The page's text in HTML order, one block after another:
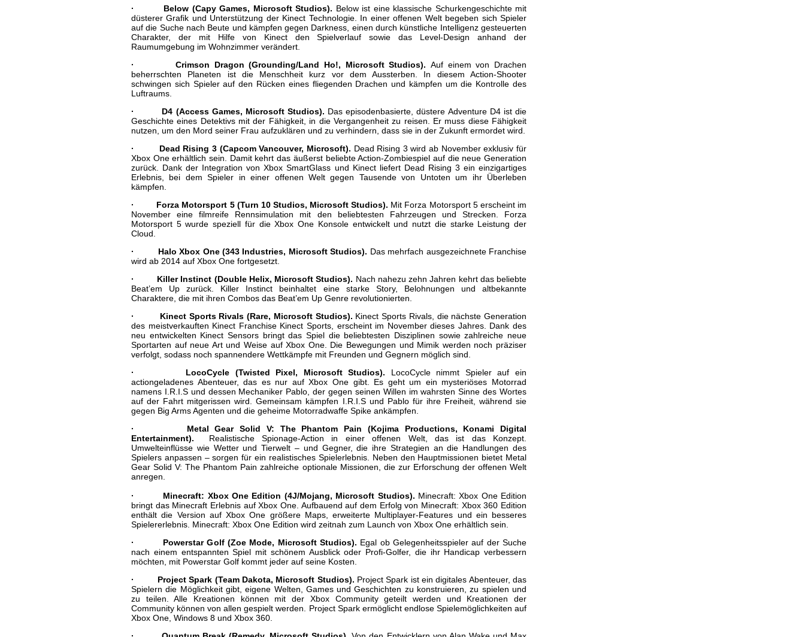
· Below (Capy Games, Microsoft Studios). Below ist eine klassische Schurkengeschichte mit
düsterer Grafik und Unterstützung der Kinect Technologie. In einer offenen Welt begeben sich Spieler
auf die Suche nach Beute und kämpfen gegen Darkness, einen durch künstliche Intelligenz gesteuerten
Charakter, der mit Hilfe von Kinect den Spielverlauf sowie das Level-Design anhand der
Raumumgebung im Wohnzimmer verändert.
· Crimson Dragon (Grounding/Land Ho!, Microsoft Studios). Auf einem von Drachen
beherrschten Planeten ist die Menschheit kurz vor dem Aussterben. In diesem Action-Shooter
schwingen sich Spieler auf den Rücken eines fliegenden Drachen und kämpfen um die Kontrolle des
Luftraums.
· D4 (Access Games, Microsoft Studios). Das episodenbasierte, düstere Adventure D4 ist die
Geschichte eines Detektivs mit der Fähigkeit, in die Vergangenheit zu reisen. Er muss diese Fähigkeit
nutzen, um den Mord seiner Frau aufzuklären und zu verhindern, dass sie in der Zukunft ermordet wird.
· Dead Rising 3 (Capcom Vancouver, Microsoft). Dead Rising 3 wird ab November exklusiv für
Xbox One erhältlich sein. Damit kehrt das äußerst beliebte Action-Zombiespiel auf die neue Generation
zurück. Dank der Integration von Xbox SmartGlass und Kinect liefert Dead Rising 3 ein einzigartiges
Erlebnis, bei dem Spieler in einer offenen Welt gegen Tausende von Untoten um ihr Überleben
kämpfen.
· Forza Motorsport 5 (Turn 10 Studios, Microsoft Studios). Mit Forza Motorsport 5 erscheint im
November eine filmreife Rennsimulation mit den beliebtesten Fahrzeugen und Strecken. Forza
Motorsport 5 wurde speziell für die Xbox One Konsole entwickelt und nutzt die starke Leistung der
Cloud.
· Halo Xbox One (343 Industries, Microsoft Studios). Das mehrfach ausgezeichnete Franchise
wird ab 2014 auf Xbox One fortgesetzt.
· Killer Instinct (Double Helix, Microsoft Studios). Nach nahezu zehn Jahren kehrt das beliebte
Beat’em Up zurück. Killer Instinct beinhaltet eine starke Story, Belohnungen und altbekannte
Charaktere, die mit ihren Combos das Beat’em Up Genre revolutionierten.
· Kinect Sports Rivals (Rare, Microsoft Studios). Kinect Sports Rivals, die nächste Generation
des meistverkauften Kinect Franchise Kinect Sports, erscheint im November dieses Jahres. Dank des
neu entwickelten Kinect Sensors bringt das Spiel die beliebtesten Disziplinen sowie zahlreiche neue
Sportarten auf neue Art und Weise auf Xbox One. Die Bewegungen und Mimik werden noch präziser
verfolgt, sodass noch spannendere Wettkämpfe mit Freunden und Gegnern möglich sind.
· LocoCycle (Twisted Pixel, Microsoft Studios). LocoCycle nimmt Spieler auf ein
actiongeladenes Abenteuer, das es nur auf Xbox One gibt. Es geht um ein mysteriöses Motorrad
namens I.R.I.S und dessen Mechaniker Pablo, der gegen seinen Willen im wahrsten Sinne des Wortes
auf der Fahrt mitgerissen wird. Gemeinsam kämpfen I.R.I.S und Pablo für ihre Freiheit, während sie
gegen Big Arms Agenten und die geheime Motorradwaffe Spike ankämpfen.
· Metal Gear Solid V: The Phantom Pain (Kojima Productions, Konami Digital
Entertainment).
Realistische Spionage-Action in einer offenen Welt, das ist das Konzept.
Umwelteinflüsse wie Wetter und Tierwelt – und Gegner, die ihre Strategien an die Handlungen des
Spielers anpassen – sorgen für ein realistisches Spielerlebnis. Neben den Hauptmissionen bietet Metal
Gear Solid V: The Phantom Pain zahlreiche optionale Missionen, die zur Erforschung der offenen Welt
anregen.
· Minecraft: Xbox One Edition (4J/Mojang, Microsoft Studios). Minecraft: Xbox One Edition
bringt das Minecraft Erlebnis auf Xbox One. Aufbauend auf dem Erfolg von Minecraft: Xbox 360 Edition
enthält die Version auf Xbox One größere Maps, erweiterte Multiplayer-Features und ein besseres
Spielererlebnis. Minecraft: Xbox One Edition wird zeitnah zum Launch von Xbox One erhältlich sein.
· Powerstar Golf (Zoe Mode, Microsoft Studios). Egal ob Gelegenheitsspieler auf der Suche
nach einem entspannten Spiel mit schönem Ausblick oder Profi-Golfer, die ihr Handicap verbessern
möchten, mit Powerstar Golf kommt jeder auf seine Kosten.
· Project Spark (Team Dakota, Microsoft Studios). Project Spark ist ein digitales Abenteuer, das
Spielern die Möglichkeit gibt, eigene Welten, Games und Geschichten zu konstruieren, zu spielen und
zu teilen. Alle Kreationen können mit der Xbox Community geteilt werden und Kreationen der
Community können von allen gespielt werden. Project Spark ermöglicht endlose Spielemöglichkeiten auf
Xbox One, Windows 8 und Xbox 360.